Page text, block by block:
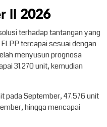
II 2026
terhadap tantangan yang
tercapai sesuai dengan
menyusun prognosa
31.270 unit, kemudian
pada September, 47.576 unit
hingga mencapai